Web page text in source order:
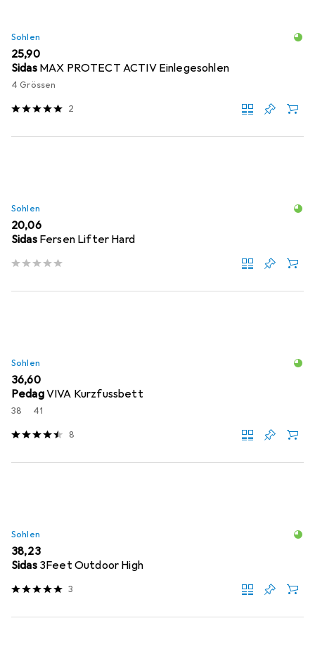
Sohlen
EUR
25,90
Sidas MAX PROTECT ACTIV Einlegesohlen
4 Grössen
2
Sohlen
EUR
20,06
Sidas Fersen Lifter Hard
Sohlen
EUR
36,60
PedagVIVA Kurzfussbett
38 41
8
Sohlen
EUR
38,23
Sidas 3Feet Outdoor High
3